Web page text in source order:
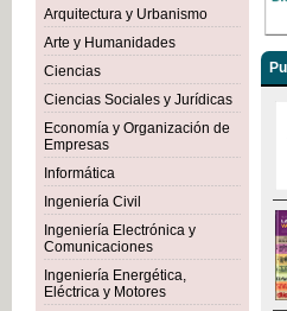
Arquitectura y Urbanismo
Arte y Humanidades
Ciencias
Ciencias Sociales y Jurídicas
Economía y Organización de
Empresas
Informática
Ingeniería Civil
Ingeniería Electrónica y
Comunicaciones
Ingeniería Energética,
Eléctrica y Motores